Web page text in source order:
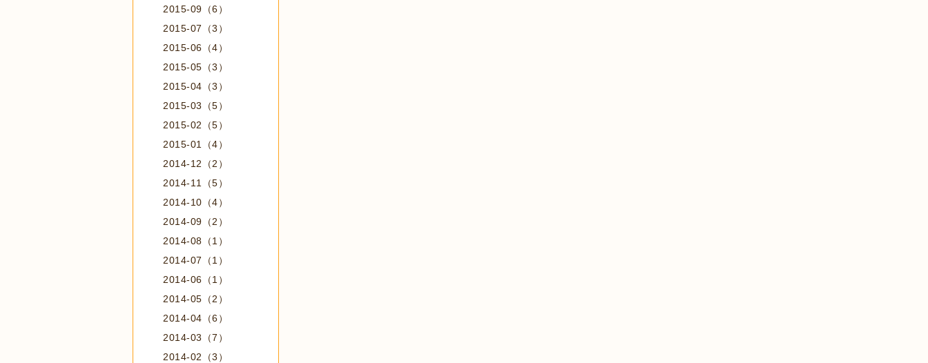
2015-09（6）
2015-07（3）
2015-06（4）
2015-05（3）
2015-04（3）
2015-03（5）
2015-02（5）
2015-01（4）
2014-12（2）
2014-11（5）
2014-10（4）
2014-09（2）
2014-08（1）
2014-07（1）
2014-06（1）
2014-05（2）
2014-04（6）
2014-03（7）
2014-02（3）